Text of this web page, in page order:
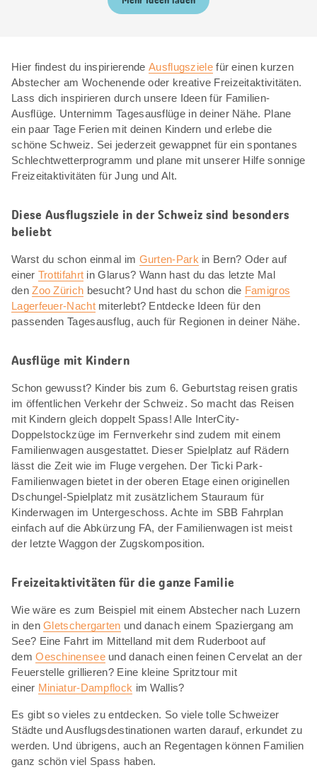
Hier findest du inspirierendeAusflugszielefür einen kurzen
Abstecher am Wochenende oder kreative Freizeitaktivitäten.
Lass dich inspirieren durch unsere Ideen für Familien-
Ausflüge. Unternimm Tagesausflüge in deiner Nähe. Plane
ein paar Tage Ferien mit deinen Kindern und erlebe die
schöne Schweiz. Sei jederzeit gewappnet für ein spontanes
Schlechtwetterprogramm und plane mit unserer Hilfe sonnige
Freizeitaktivitäten für Jung und Alt.
Diese Ausflugsziele in der Schweiz sind besonders
beliebt
Warst du schon einmal im Gurten-Park in Bern? Oder auf
einer Trottifahrt in Glarus? Wann hast du das letzte Mal
denZoo Zürich besucht? Und hast du schon die Famigros
Lagerfeuer-Nachtmiterlebt? Entdecke Ideen für den
passenden Tagesausflug, auch für Regionen in deiner Nähe.
Ausflüge mit Kindern
Schon gewusst? Kinder bis zum 6. Geburtstag reisen gratis
im öffentlichen Verkehr der Schweiz. So macht das Reisen
mit Kindern gleich doppelt Spass! Alle InterCity-
Doppelstockzüge im Fernverkehr sind zudem mit einem
Familienwagen ausgestattet. Dieser Spielplatz auf Rädern
lässt die Zeit wie im Fluge vergehen. Der Ticki Park-
Familienwagen bietet in der oberen Etage einen originellen
Dschungel-Spielplatz mit zusätzlichem Stauraum für
Kinderwagen im Untergeschoss. Achte im SBB Fahrplan
einfach auf die Abkürzung FA, der Familienwagen ist meist
der letzte Waggon der Zugskomposition.
Freizeitaktivitäten für die ganze Familie
Wie wäre es zum Beispiel mit einem Abstecher nach Luzern
in denGletschergarten und danach einem Spaziergang am
See? Eine Fahrt im Mittelland mit dem Ruderboot auf
demOeschinenseeund danach einen feinen Cervelat an der
Feuerstelle grillieren? Eine kleine Spritztour mit
einer Miniatur-Dampflock im Wallis?
Es gibt so vieles zu entdecken. So viele tolle Schweizer
Städte und Ausflugsdestinationen warten darauf, erkundet zu
werden. Und übrigens, auch an Regentagen können Familien
ganz schön viel Spass haben.